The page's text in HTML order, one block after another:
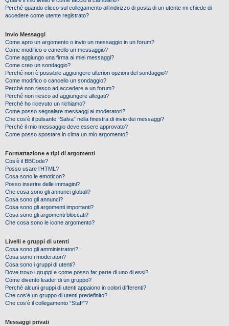
Perché quando clicco sul collegamento all’indirizzo di posta di un utente mi chiede di
accedere come utente registrato?
Invio Messaggi
Come apro un argomento o invio un messaggio in un forum?
Come modifico o cancello un messaggio?
Come aggiungo una firma ai miei messaggi?
Come creo un sondaggio?
Perché non è possibile aggiungere ulteriori opzioni del sondaggio?
Come modifico o cancello un sondaggio?
Perché non riesco ad accedere a un forum?
Perché non riesco ad aggiungere allegati?
Perché ho ricevuto un richiamo?
Come posso segnalare messaggi ai moderatori?
Che cos’è il pulsante “Salva” nella finestra di invio dei messaggi?
Perché il mio messaggio deve essere approvato?
Come posso spostare in cima un mio argomento?
Formattazione e tipi di argomenti
Cos’è il BBCode?
Posso usare l’HTML?
Cosa sono le emoticon?
Posso inserire delle immagini?
Che cosa sono gli annunci globali?
Cosa sono gli annunci?
Cosa sono gli argomenti importanti?
Cosa sono gli argomenti bloccati?
Che cosa sono le icone argomento?
Livelli e gruppi di utenti
Cosa sono gli amministratori?
Cosa sono i moderatori?
Cosa sono i gruppi di utenti?
Dove trovo i gruppi e come posso far parte di uno di essi?
Come divento leader di un gruppo?
Perché alcuni gruppi di utenti appaiono in colori differenti?
Che cos’è un gruppo di utenti predefinito?
Che cos’è il collegamento “Staff”?
Messaggi privati